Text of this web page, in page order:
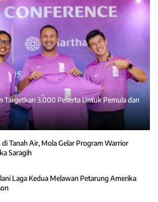
Targetkan 3.000 Peserta Untuk Pemula dan
Tanah Air, Mola Gelar Program Warrior
Saragih
Laga Kedua Melawan Petarung Amerika